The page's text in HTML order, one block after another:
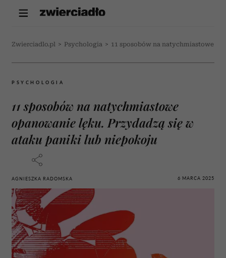
Zwierciadlo.pl > Psychologia > 11 sposobów na natychmiastowe
PSYCHOLOGIA
11 sposobów na natychmiastowe
opanowanie lęku. Przydadzą się w
ataku paniki lub niepokoju
AGNIESZKA RADOMSKA 6 MARCA 2025